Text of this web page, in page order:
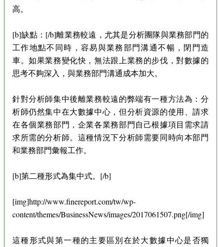
高。
[b]缺點：[/b]離業務較遠，尤其是分析團隊與業務部門的
工作地點不同時，容易與業務部門溝通不暢，閉門造
車。如果業務變化快，無法跟上業務的步伐，對數據的
思考不夠深入，與業務部門溝通成本加大。
針對分析師集中後離業務較遠的弊端有一種方法為：分
析師仍然集中在大數據中心，但分析資源的使用、請求
在各個業務部門，企業各業務部門自己根據項目需求請
求所需的分析師。這種情況下分析師需要同時向本部門
和業務部門彙報工作。
[b]第二種形式為集中式。[/b]
[img]http://www.finereport.com/tw/wp-
content/themes/BusinessNews/images/2017061507.png[/img]
這種形式與第一種的主要區別在於大數據中心是否獨